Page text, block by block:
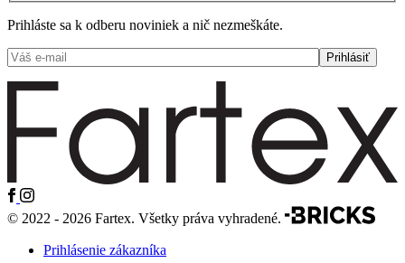
Prihláste sa k odberu noviniek a nič nezmeškáte.
© 2022 - 2026 Fartex. Všetky práva vyhradené.
Prihlásenie zákazníka